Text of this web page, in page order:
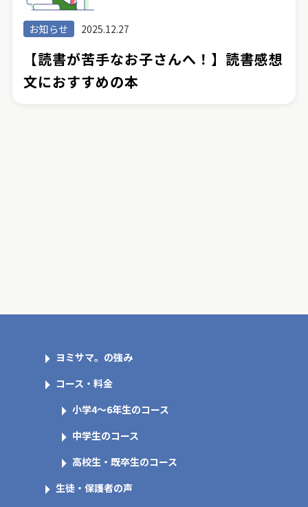
お知らせ 2025.12.27
【読書が苦手なお子さんへ！】読書感想
文におすすめの本
ヨミサマ。の強み
コース・料金
小学4～6年生のコース
中学生のコース
高校生・既卒生のコース
生徒・保護者の声